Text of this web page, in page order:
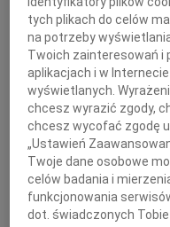
tych plikach do celów
na potrzeby
Twoich zainteresowań i
aplikacjach i w
wyświetlanych.
chcesz wyrazić zgody,
chcesz wycofać zgodę
„Ustawień
Twoje dane osobowe
celów badania i
funkcjonowania
dot. świadczonych